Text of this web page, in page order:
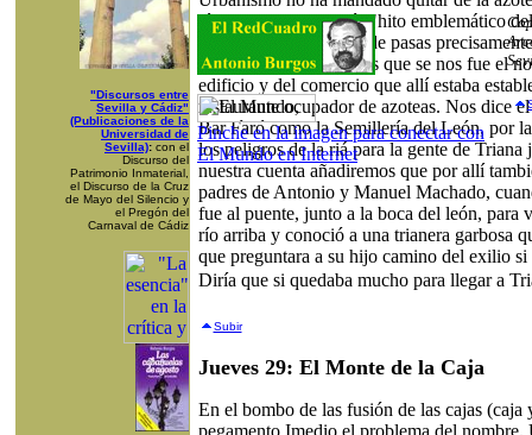
"Discursos entre
Sevilla y Cádiz"
(Publicaciones de la
Universidad de
Sevilla): con el
Discurso del
Patrimonio Inmaterial,
el Discurso de la Cruz
de Mayo del Silencio y
el Pregón del
Carnaval de Cádiz
técnico al uso llamaría "hito emblemático
un cartucho de rabitos de pasas
estaba, para recordarnos que se nos fue el
edificio y del comercio que allí estaba
restaurante ocupador de azoteas. Nos dice
Bar Faro como la Semillería del León, por
los peligros de la riá para la gente de
nuestra cuenta añadiremos que por allí
padres de Antonio y Manuel Machado,
fue al puente, junto a la boca del león, para
río arriba y conoció a una trianera garbosa
que preguntara a su hijo camino del exilio
Diría que si quedaba mucho para llegar a
Subir
Jueves 29: El Monte de la Caja
En el bombo de las fusión de las cajas (caja
pegamento Imedio el problema del
Pinche en la imagen para conectar con
El Mundo en Internet